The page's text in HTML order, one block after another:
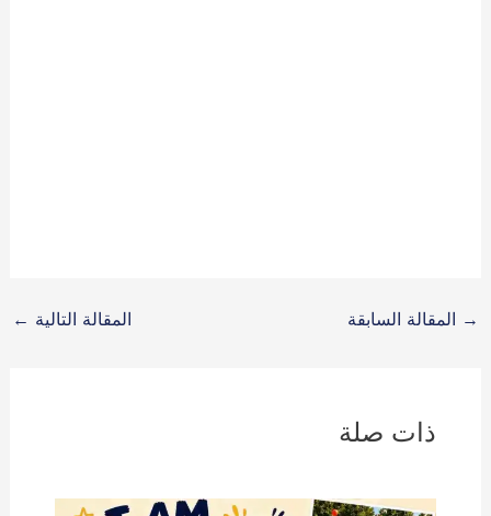
→ المقالة السابقة المقالة التالية ←
ذات صلة